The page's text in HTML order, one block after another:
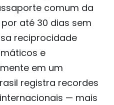
comum da
até 30 dias sem
reciprocidade
e
em um
registra recordes
— mais